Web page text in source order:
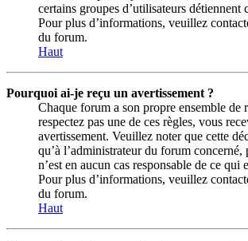
certains groupes d’utilisateurs détiennent
Pour plus d’informations, veuillez
du forum.
Haut
Pourquoi ai-je reçu un avertissement ?
Chaque forum a son propre ensemble de
respectez pas une de ces règles, vous
avertissement. Veuillez noter que cette
qu’à l’administrateur du forum
n’est en aucun cas responsable de ce qui
Pour plus d’informations, veuillez
du forum.
Haut